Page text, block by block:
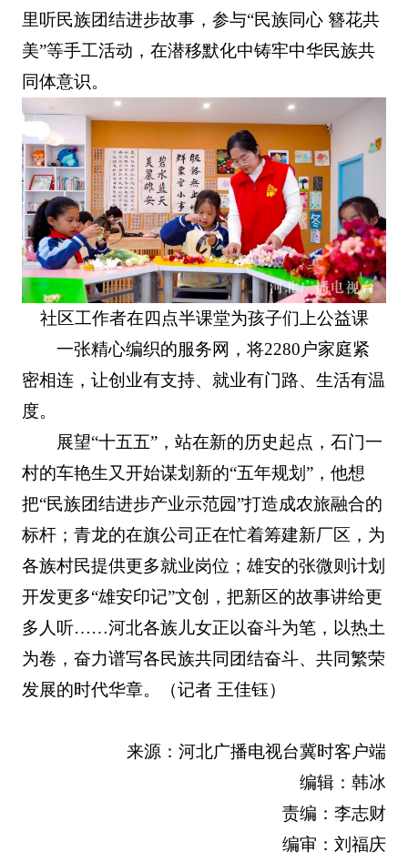
里听民族团结进步故事，参与“民族同心 簪花共
美”等手工活动，在潜移默化中铸牢中华民族共
同体意识。
社区工作者在四点半课堂为孩子们上公益课
一张精心编织的服务网，将2280户家庭紧
密相连，让创业有支持、就业有门路、生活有温
度。
展望“十五五”，站在新的历史起点，石门一
村的车艳生又开始谋划新的“五年规划”，他想
把“民族团结进步产业示范园”打造成农旅融合的
标杆；青龙的在旗公司正在忙着筹建新厂区，为
各族村民提供更多就业岗位；雄安的张微则计划
开发更多“雄安印记”文创，把新区的故事讲给更
多人听……河北各族儿女正以奋斗为笔，以热土
为卷，奋力谱写各民族共同团结奋斗、共同繁荣
发展的时代华章。（记者 王佳钰）
来源：河北广播电视台冀时客户端
编辑：韩冰
责编：李志财
编审：刘福庆